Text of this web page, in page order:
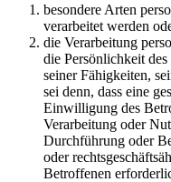
besondere Arten
verarbeitet werden
die Verarbeitung
die Persönlichkeit
seiner Fähigkeiten,
sei denn, dass eine
Einwilligung des
Verarbeitung oder
Durchführung oder
oder
Betroffenen